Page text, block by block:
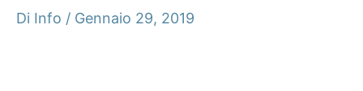
Di Info / Gennaio 29, 2019